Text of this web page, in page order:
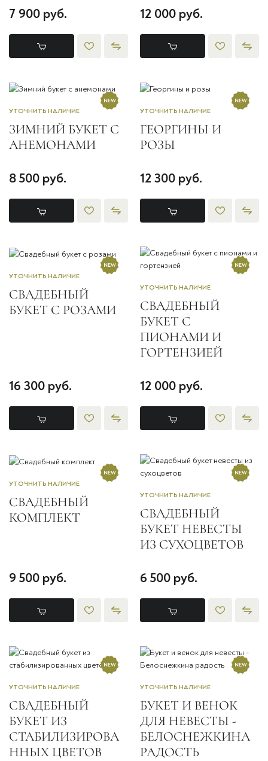
7 900 руб. 12 000 руб.
УТОЧНИТЬ НАЛИЧИЕ
ЗИМНИЙ БУКЕТ С
АНЕМОНАМИ
8 500 руб.
УТОЧНИТЬ НАЛИЧИЕ
ГЕОРГИНЫ И
РОЗЫ
12 300 руб.
УТОЧНИТЬ НАЛИЧИЕ
СВАДЕБНЫЙ
БУКЕТ С РОЗАМИ
16 300 руб.
УТОЧНИТЬ НАЛИЧИЕ
СВАДЕБНЫЙ
БУКЕТ С
ПИОНАМИ И
ГОРТЕНЗИЕЙ
12 000 руб.
УТОЧНИТЬ НАЛИЧИЕ
СВАДЕБНЫЙ
КОМПЛЕКТ
9 500 руб.
УТОЧНИТЬ НАЛИЧИЕ
СВАДЕБНЫЙ
БУКЕТ НЕВЕСТЫ
ИЗ СУХОЦВЕТОВ
6 500 руб.
УТОЧНИТЬ НАЛИЧИЕ
СВАДЕБНЫЙ
БУКЕТ ИЗ
СТАБИЛИЗИРОВА
ННЫХ ЦВЕТОВ
УТОЧНИТЬ НАЛИЧИЕ
БУКЕТ И ВЕНОК
ДЛЯ НЕВЕСТЫ -
БЕЛОСНЕЖКИНА
РАДОСТЬ